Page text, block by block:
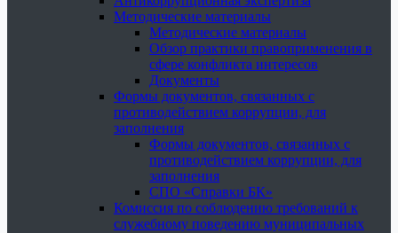
Методические материалы
Методические материалы
Обзор практики правоприменения в
сфере конфликта интересов
Документы
Формы документов, связанных с
противодействием коррупции, для
заполнения
Формы документов, связанных с
противодействием коррупции, для
заполнения
СПО «Справки БК»
Комиссия по соблюдению требований к
служебному поведению муниципальных